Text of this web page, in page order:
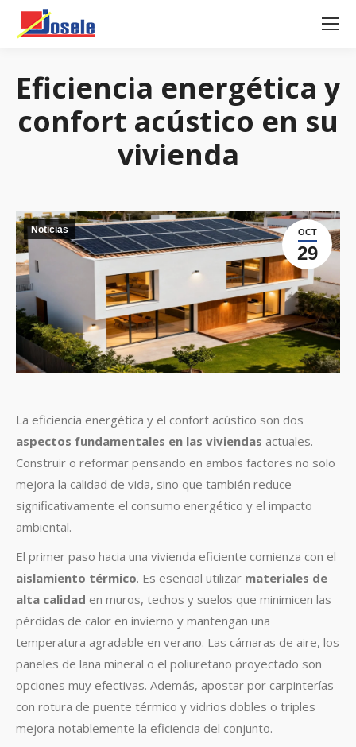
Eficiencia energética y
confort acústico en su
vivienda
OCT
29
Noticias
La eficiencia energética y el confort acústico son dos
aspectos fundamentales en las viviendas actuales.
Construir o reformar pensando en ambos factores no solo
mejora la calidad de vida, sino que también reduce
significativamente el consumo energético y el impacto
ambiental.
El primer paso hacia una vivienda eficiente comienza con el
aislamiento térmico. Es esencial utilizar materiales de
alta calidad en muros, techos y suelos que minimicen las
pérdidas de calor en invierno y mantengan una
temperatura agradable en verano. Las cámaras de aire, los
paneles de lana mineral o el poliuretano proyectado son
opciones muy efectivas. Además, apostar por carpinterías
con rotura de puente térmico y vidrios dobles o triples
mejora notablemente la eficiencia del conjunto.